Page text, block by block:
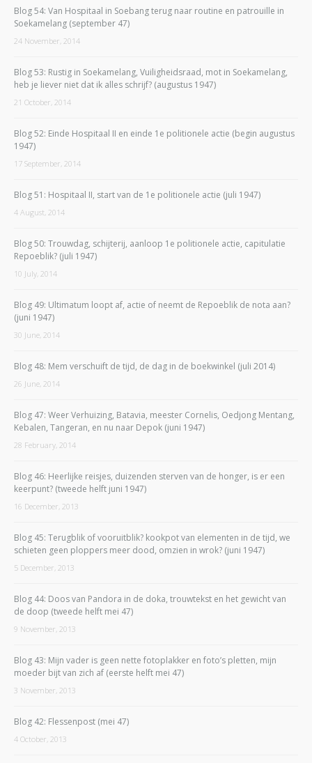
Blog 54: Van Hospitaal in Soebang terug naar routine en patrouille in
Soekamelang (september 47)
24 November, 2014
Blog 53: Rustig in Soekamelang, Vuiligheidsraad, mot in Soekamelang,
heb je liever niet dat ik alles schrijf? (augustus 1947)
21 October, 2014
Blog 52: Einde Hospitaal II en einde 1e politionele actie (begin augustus
1947)
17 September, 2014
Blog 51: Hospitaal II, start van de 1e politionele actie (juli 1947)
4 August, 2014
Blog 50: Trouwdag, schijterij, aanloop 1e politionele actie, capitulatie
Repoeblik? (juli 1947)
10 July, 2014
Blog 49: Ultimatum loopt af, actie of neemt de Repoeblik de nota aan?
(juni 1947)
30 June, 2014
Blog 48: Mem verschuift de tijd, de dag in de boekwinkel (juli 2014)
26 June, 2014
Blog 47: Weer Verhuizing, Batavia, meester Cornelis, Oedjong Mentang,
Kebalen, Tangeran, en nu naar Depok (juni 1947)
28 February, 2014
Blog 46: Heerlijke reisjes, duizenden sterven van de honger, is er een
keerpunt? (tweede helft juni 1947)
16 December, 2013
Blog 45: Terugblik of vooruitblik? kookpot van elementen in de tijd, we
schieten geen ploppers meer dood, omzien in wrok? (juni 1947)
5 December, 2013
Blog 44: Doos van Pandora in de doka, trouwtekst en het gewicht van
de doop (tweede helft mei 47)
9 November, 2013
Blog 43: Mijn vader is geen nette fotoplakker en foto’s pletten, mijn
moeder bijt van zich af (eerste helft mei 47)
3 November, 2013
Blog 42: Flessenpost (mei 47)
4 October, 2013